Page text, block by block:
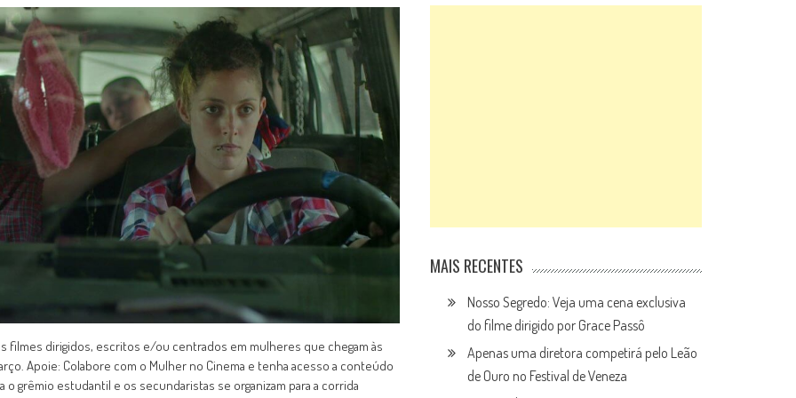
filmes dirigidos, escritos e/ou centrados em mulheres que chegam às
Apoie: Colabore com o Mulher no Cinema e tenha acesso a conteúdo
grêmio estudantil e os secundaristas se organizam para a corrida
MAIS RECENTES
Nosso Segredo: Veja uma cena exclusiva
do filme dirigido por Grace Passô
Apenas uma diretora competirá pelo Leão
de Ouro no Festival de Veneza